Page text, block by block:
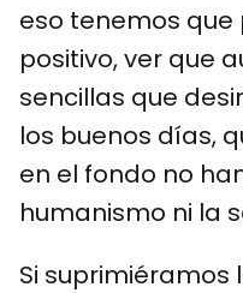
eso tenemos
positivo, ver que
sencillas que
los buenos días,
en el fondo no
humanismo ni la
Si